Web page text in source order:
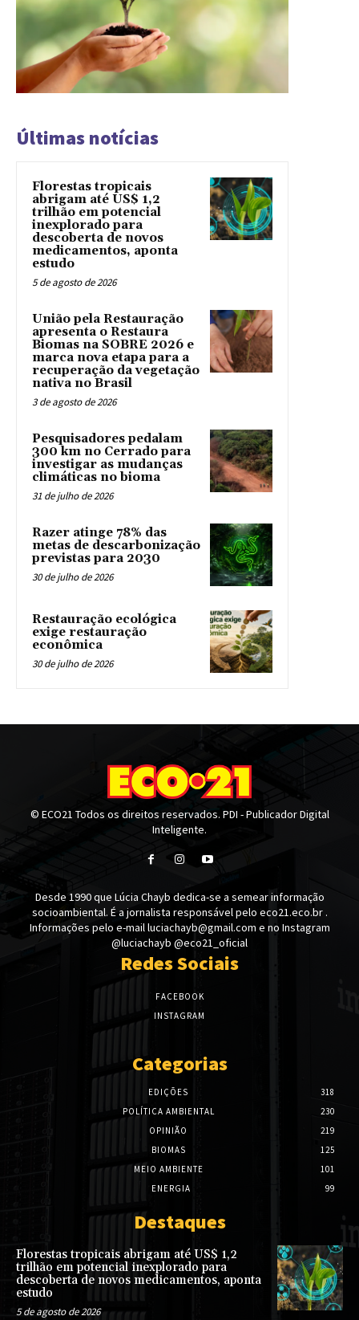
Últimas notícias
Florestas tropicais
abrigam até US$ 1,2
trilhão em potencial
inexplorado para
descoberta de novos
medicamentos, aponta
estudo
5 de agosto de 2026
União pela Restauração
apresenta o Restaura
Biomas na SOBRE 2026 e
marca nova etapa para a
recuperação da vegetação
nativa no Brasil
3 de agosto de 2026
Pesquisadores pedalam
300 km no Cerrado para
investigar as mudanças
climáticas no bioma
31 de julho de 2026
Razer atinge 78% das
metas de descarbonização
previstas para 2030
30 de julho de 2026
Restauração ecológica
exige restauração
econômica
30 de julho de 2026
© ECO21 Todos os direitos reservados. PDI - Publicador Digital
Inteligente.
Desde 1990 que Lúcia Chayb dedica-se a semear informação
socioambiental. É a jornalista responsável pelo eco21.eco.br .
Informações pelo e-mail luciachayb@gmail.com e no Instagram
@luciachayb @eco21_oficial
Redes Sociais
FACEBOOK
INSTAGRAM
Categorias
EDIÇÕES
318
POLÍTICA AMBIENTAL
230
OPINIÃO
219
BIOMAS
125
MEIO AMBIENTE
101
ENERGIA
99
Destaques
Florestas tropicais abrigam até US$ 1,2
trilhão em potencial inexplorado para
descoberta de novos medicamentos, aponta
estudo
5 de agosto de 2026